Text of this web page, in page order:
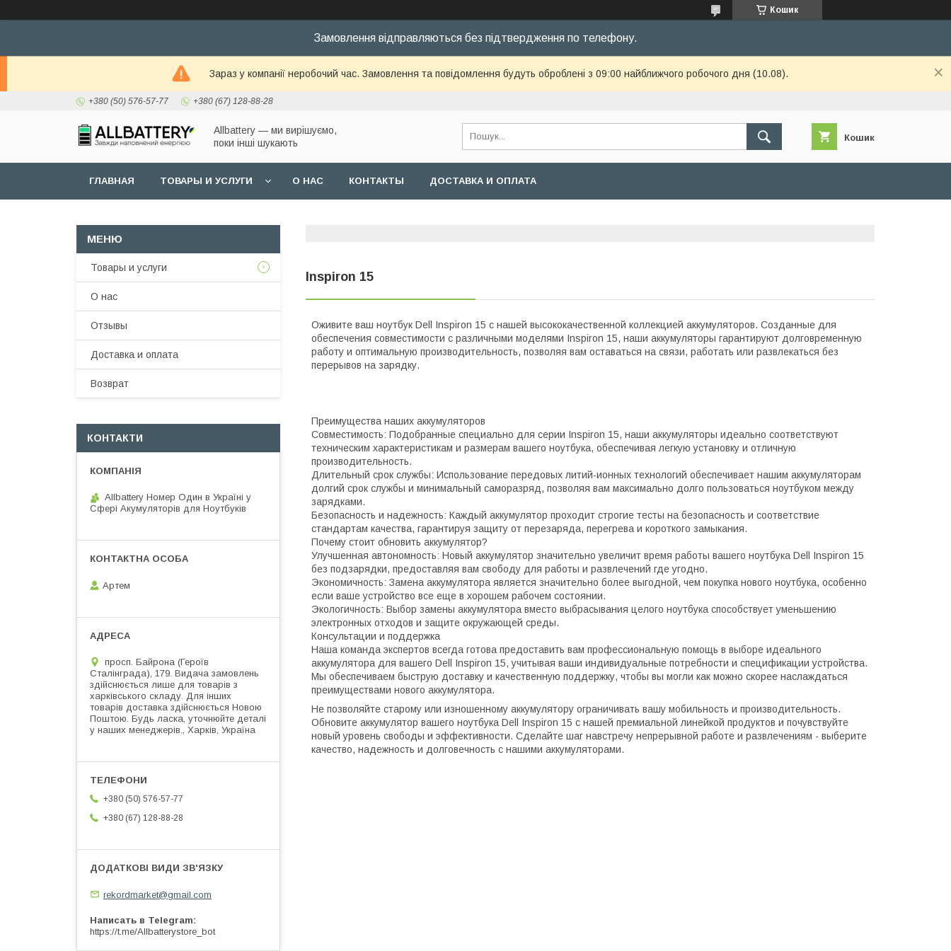
Кошик
Замовлення відправляються без підтвердження по телефону.
Зараз у компанії неробочий час. Замовлення та повідомлення будуть оброблені з 09:00 найближчого робочого дня (10.08).
+380 (50) 576-57-77 +380 (67) 128-88-28
Allbattery — ми вирішуємо,
поки інші шукають
Кошик
ГЛАВНАЯ ТОВАРЫ И УСЛУГИ О НАС КОНТАКТЫ ДОСТАВКА И ОПЛАТА
Inspiron 15
Оживите ваш ноутбук Dell Inspiron 15 с нашей высококачественной коллекцией аккумуляторов. Созданные для
обеспечения совместимости с различными моделями Inspiron 15, наши аккумуляторы гарантируют долговременную
работу и оптимальную производительность, позволяя вам оставаться на связи, работать или развлекаться без
перерывов на зарядку.
Преимущества наших аккумуляторов
Совместимость: Подобранные специально для серии Inspiron 15, наши аккумуляторы идеально соответствуют
техническим характеристикам и размерам вашего ноутбука, обеспечивая легкую установку и отличную
производительность.
Длительный срок службы: Использование передовых литий-ионных технологий обеспечивает нашим аккумуляторам
долгий срок службы и минимальный саморазряд, позволяя вам максимально долго пользоваться ноутбуком между
зарядками.
Безопасность и надежность: Каждый аккумулятор проходит строгие тесты на безопасность и соответствие
стандартам качества, гарантируя защиту от перезаряда, перегрева и короткого замыкания.
Почему стоит обновить аккумулятор?
Улучшенная автономность: Новый аккумулятор значительно увеличит время работы вашего ноутбука Dell Inspiron 15
без подзарядки, предоставляя вам свободу для работы и развлечений где угодно.
Экономичность: Замена аккумулятора является значительно более выгодной, чем покупка нового ноутбука, особенно
если ваше устройство все еще в хорошем рабочем состоянии.
Экологичность: Выбор замены аккумулятора вместо выбрасывания целого ноутбука способствует уменьшению
электронных отходов и защите окружающей среды.
Консультации и поддержка
Наша команда экспертов всегда готова предоставить вам профессиональную помощь в выборе идеального
аккумулятора для вашего Dell Inspiron 15, учитывая ваши индивидуальные потребности и спецификации устройства.
Мы обеспечиваем быструю доставку и качественную поддержку, чтобы вы могли как можно скорее наслаждаться
преимуществами нового аккумулятора.
Не позволяйте старому или изношенному аккумулятору ограничивать вашу мобильность и производительность.
Обновите аккумулятор вашего ноутбука Dell Inspiron 15 с нашей премиальной линейкой продуктов и почувствуйте
новый уровень свободы и эффективности. Сделайте шаг навстречу непрерывной работе и развлечениям - выберите
качество, надежность и долговечность с нашими аккумуляторами.
Товары и услуги
О нас
Отзывы
Доставка и оплата
Возврат
КОНТАКТИ
Allbattery Номер Один в Україні у
Сфері Акумуляторів для Ноутбуків
Артем
просп. Байрона (Героїв
Сталінграда), 179. Видача замовлень
здійснюється лише для товарів з
харківського складу. Для інших
товарів доставка здійснюється Новою
Поштою. Будь ласка, уточнюйте деталі
у наших менеджерів., Харків, Україна
+380 (50) 576-57-77
+380 (67) 128-88-28
rekordmarket@gmail.com
Написать в Telegram
https://t.me/Allbatterystore_bot